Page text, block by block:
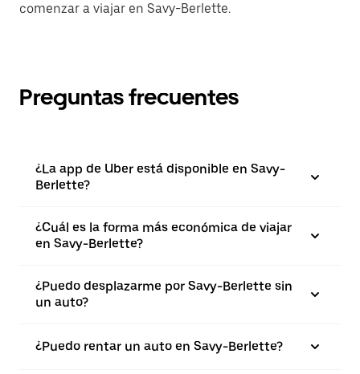
comenzar a viajar en Savy-Berlette.
Preguntas frecuentes
¿La app de Uber está disponible en Savy-
Berlette?
¿Cuál es la forma más económica de viajar
en Savy-Berlette?
¿Puedo desplazarme por Savy-Berlette sin
un auto?
¿Puedo rentar un auto en Savy-Berlette?